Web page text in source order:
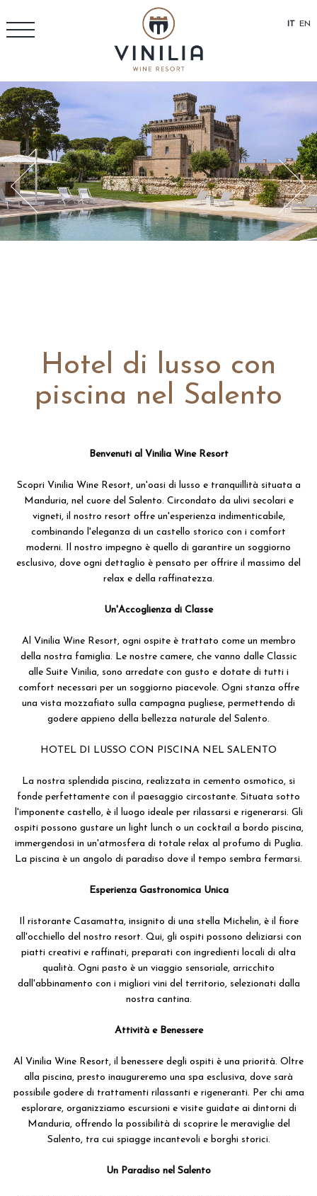
IT EN
Hotel di lusso con
piscina nel Salento
Benvenuti al Vinilia Wine Resort
Scopri Vinilia Wine Resort, un'oasi di lusso e tranquillità situata a
Manduria, nel cuore del Salento. Circondato da ulivi secolari e
vigneti, il nostro resort offre un'esperienza indimenticabile,
combinando l'eleganza di un castello storico con i comfort
moderni. Il nostro impegno è quello di garantire un soggiorno
esclusivo, dove ogni dettaglio è pensato per offrire il massimo del
relax e della raffinatezza.
Un'Accoglienza di Classe
Al Vinilia Wine Resort, ogni ospite è trattato come un membro
della nostra famiglia. Le nostre camere, che vanno dalle Classic
alle Suite Vinilia, sono arredate con gusto e dotate di tutti i
comfort necessari per un soggiorno piacevole. Ogni stanza offre
una vista mozzafiato sulla campagna pugliese, permettendo di
godere appieno della bellezza naturale del Salento.
HOTEL DI LUSSO CON PISCINA NEL SALENTO
La nostra splendida piscina, realizzata in cemento osmotico, si
fonde perfettamente con il paesaggio circostante. Situata sotto
l'imponente castello, è il luogo ideale per rilassarsi e rigenerarsi. Gli
ospiti possono gustare un light lunch o un cocktail a bordo piscina,
immergendosi in un'atmosfera di totale relax al profumo di Puglia.
La piscina è un angolo di paradiso dove il tempo sembra fermarsi.
Esperienza Gastronomica Unica
Il ristorante Casamatta, insignito di una stella Michelin, è il fiore
all'occhiello del nostro resort. Qui, gli ospiti possono deliziarsi con
piatti creativi e raffinati, preparati con ingredienti locali di alta
qualità. Ogni pasto è un viaggio sensoriale, arricchito
dall'abbinamento con i migliori vini del territorio, selezionati dalla
nostra cantina.
Attività e Benessere
Al Vinilia Wine Resort, il benessere degli ospiti è una priorità. Oltre
alla piscina, presto inaugureremo una spa esclusiva, dove sarà
possibile godere di trattamenti rilassanti e rigeneranti. Per chi ama
esplorare, organizziamo escursioni e visite guidate ai dintorni di
Manduria, offrendo la possibilità di scoprire le meraviglie del
Salento, tra cui spiagge incantevoli e borghi storici.
Un Paradiso nel Salento